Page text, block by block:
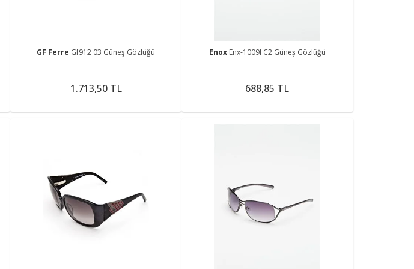
GF Ferre Gf912 03 Güneş Gözlüğü
1.713,50 TL
Enox Enx-1009l C2 Güneş Gözlüğü
688,85 TL